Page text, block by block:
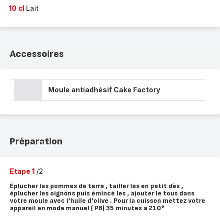
10 cl Lait
Accessoires
Moule antiadhésif Cake Factory
Préparation
Etape 1 /2
Éplucher les pommes de terre , tailler les en petit dès ,
éplucher les oignons puis émincé les , ajouter le tous dans
votre moule avec l'huile d'olive . Pour la cuisson mettez votre
appareil en mode manuel ( P6) 35 minutes a 210°